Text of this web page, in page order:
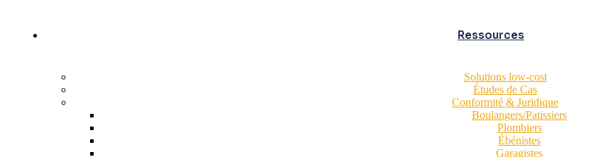
Ressources
Solutions low-cost
Études de Cas
Conformité & Juridique
Boulangers/Patissiers
Plombiers
Ébénistes
Garagistes